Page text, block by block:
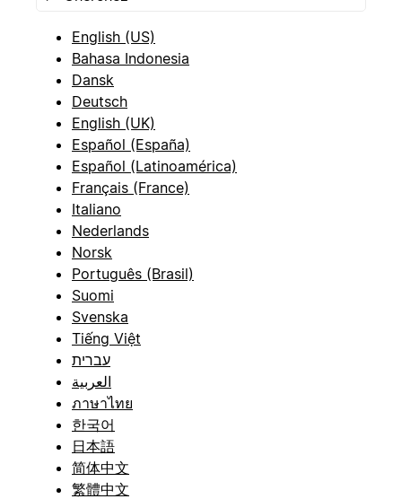
English (US)
Bahasa Indonesia
Dansk
Deutsch
English (UK)
Español (España)
Español (Latinoamérica)
Français (France)
Italiano
Nederlands
Norsk
Português (Brasil)
Suomi
Svenska
Tiếng Việt
עברית
العربية
ภาษาไทย
한국어
日本語
简体中文
繁體中文